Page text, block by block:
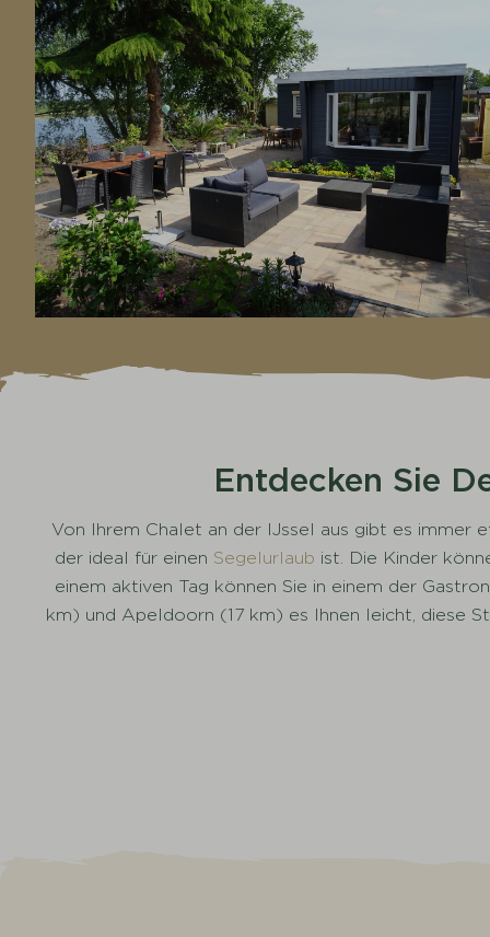
Entdecken Sie
Von Ihrem Chalet an der IJssel aus gibt es immer
der ideal für einen Segelurlaub ist. Die Kinder
einem aktiven Tag können Sie in einem der
km) und Apeldoorn (17 km) es Ihnen leicht, diese